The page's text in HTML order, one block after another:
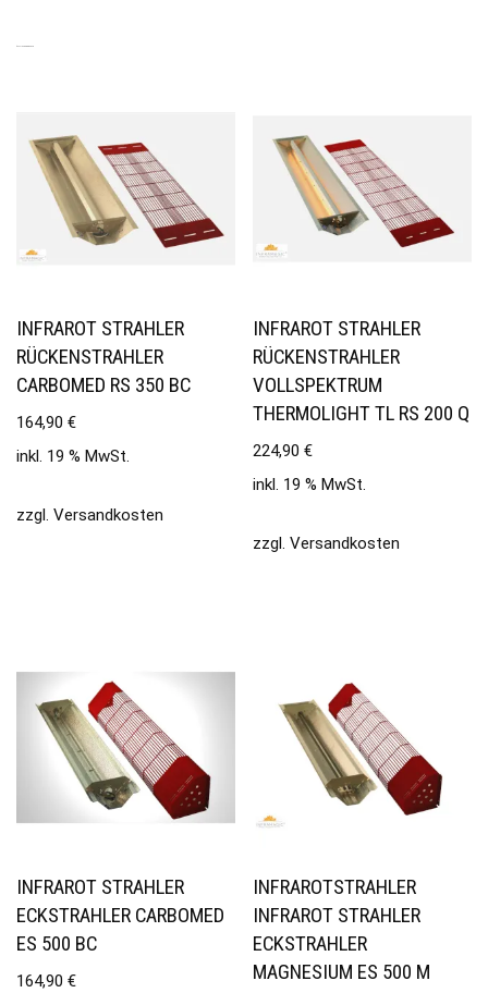
INFRAROT STRAHLER
RÜCKENSTRAHLER
CARBOMED RS 350 BC
164,90 €
inkl. 19 % MwSt.
zzgl. Versandkosten
INFRAROT STRAHLER
RÜCKENSTRAHLER
VOLLSPEKTRUM
THERMOLIGHT TL RS 200 Q
224,90€
inkl. 19 % MwSt.
zzgl.Versandkosten
INFRAROT STRAHLER
ECKSTRAHLER CARBOMED
ES 500 BC
164,90 €
INFRAROTSTRAHLER
INFRAROT STRAHLER
ECKSTRAHLER
MAGNESIUM ES 500 M